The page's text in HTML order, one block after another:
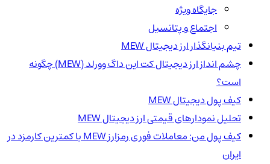
جایگاه ویژه
اجتماع و پتانسیل
تیم بنیانگذار ارز دیجیتال MEW
چشم انداز ارز دیجیتال کت این داگ وورلد (MEW) چگونه
است؟
کیف پول دیجیتال MEW
تحلیل نمودارهای قیمتی ارز دیجیتال MEW
کیف پول من: معاملات فوری رمزارز MEW با کمترین کارمزد در
ایران